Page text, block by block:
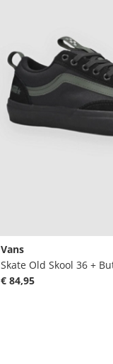
Vans
Skate Old Skool 36 +
€ 84,95